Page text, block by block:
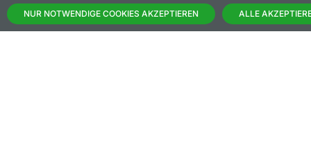
HÄUFIG GESUCHT:
NUR NOTWENDIGE COOKIES AKZEPTIEREN ALLE